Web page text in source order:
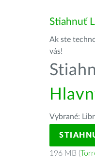
Stiahnuť
Ak ste
vás!
Vybrané:
196 MB (